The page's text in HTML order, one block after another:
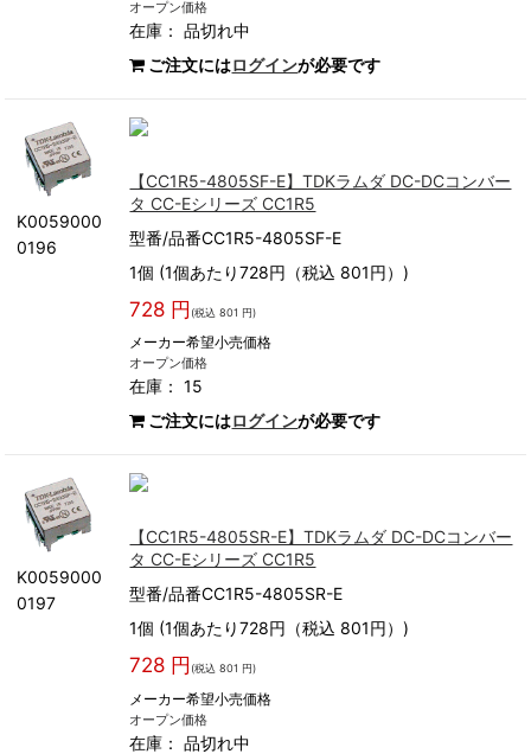
オープン価格
在庫：品切れ中
ご注文にはログインが必要です
K0059000
0196
【CC1R5-4805SF-E】TDKラムダ DC-DCコンバー
タ CC-Eシリーズ CC1R5
型番/品番CC1R5-4805SF-E
1個 (1個あたり728円（税込 801円）)
728 円 (税込 801 円)
メーカー希望小売価格
オープン価格
在庫： 15
ご注文にはログインが必要です
K0059000
0197
【CC1R5-4805SR-E】TDKラムダ DC-DCコンバー
タ CC-Eシリーズ CC1R5
型番/品番CC1R5-4805SR-E
1個 (1個あたり728円（税込 801円）)
728 円 (税込 801 円)
メーカー希望小売価格
オープン価格
在庫：品切れ中